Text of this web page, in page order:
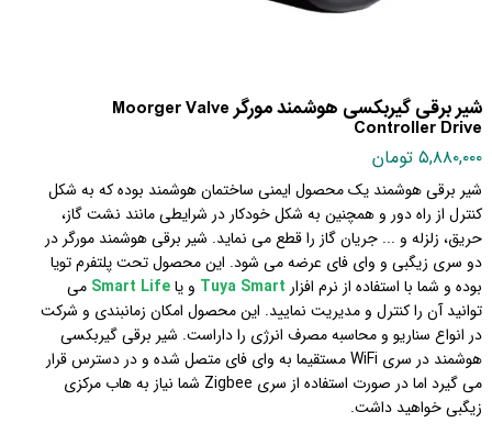
شیر برقی گیربکسی هوشمند مورگر Moorger Valve
Controller Drive
۵,۸۸۰,۰۰۰ تومان
شیر برقی هوشمند یک محصول ایمنی ساختمان هوشمند بوده که به شکل
کنترل از راه دور و همچنین به شکل خودکار در شرایطی مانند نشت گاز،
حریق، زلزله و ... جریان گاز را قطع می نماید. شیر برقی هوشمند مورگر در
دو سری زیگبی و وای فای عرضه می شود. این محصول تحت پلتفرم تویا
بوده و شما با استفاده از نرم افزار Tuya Smart و یاSmart Life می
توانید آن را کنترل و مدیریت نمایید. این محصول امکان زمانبندی و شرکت
در انواع سناریو و محاسبه مصرف انرژی را داراست. شیر برقی گیربکسی
هوشمند در سری WiFi مستقیما به وای فای متصل شده و در دسترس قرار
می گیرد اما در صورت استفاده از سری Zigbee شما نیاز به هاب مرکزی
زیگبی خواهید داشت.